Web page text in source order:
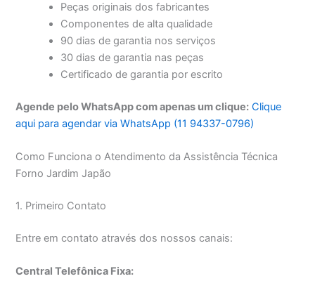
Peças originais dos fabricantes
Componentes de alta qualidade
90 dias de garantia nos serviços
30 dias de garantia nas peças
Certificado de garantia por escrito
Agende pelo WhatsApp com apenas um clique: Clique
aqui para agendar via WhatsApp (11 94337-0796)
Como Funciona o Atendimento da Assistência Técnica
Forno Jardim Japão
1. Primeiro Contato
Entre em contato através dos nossos canais:
Central Telefônica Fixa: